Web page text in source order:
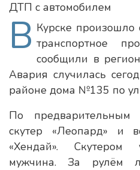
В Курске произошло
транспортное
сообщили в
Авария случилась
районе дома №135 по
По предварительным
скутер «Леопард» и
«Хендай». Скутером
мужчина. За рулём